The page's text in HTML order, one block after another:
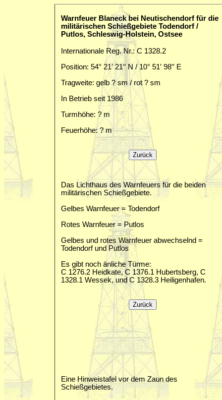
Warnfeuer Blaneck bei Neutischendorf für die
militärischen Schießgebiete Todendorf /
Putlos, Schleswig-Holstein, Ostsee
Internationale Reg. Nr.: C 1328.2
Position: 54° 21′ 21′′ N / 10° 51′ 98′′ E
Tragweite: gelb ? sm / rot ? sm
In Betrieb seit 1986
Turmhöhe: ? m
Feuerhöhe: ? m
Das Lichthaus des Warnfeuers für die beiden
militärischen Schießgebiete.
Gelbes Warnfeuer = Todendorf
Rotes Warnfeuer = Putlos
Gelbes und rotes Warnfeuer abwechselnd =
Todendorf und Putlos
Es gibt noch änliche Türme:
C 1276.2 Heidkate, C 1376.1 Hubertsberg, C
1328.1 Wessek, und C 1328.3 Heiligenhafen.
Eine Hinweistafel vor dem Zaun des
Schießgebietes.